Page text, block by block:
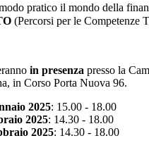
pratico il mondo della
(Percorsi per le Competenze
in presenza presso la
in Corso Porta Nuova 96.
2025: 15.00 - 18.00
2025: 14.30 - 18.00
2025: 14.30 - 18.00